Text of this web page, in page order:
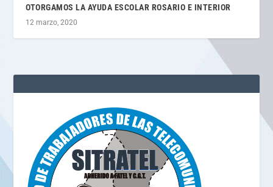
OTORGAMOS LA AYUDA ESCOLAR ROSARIO E INTERIOR
12 marzo, 2020